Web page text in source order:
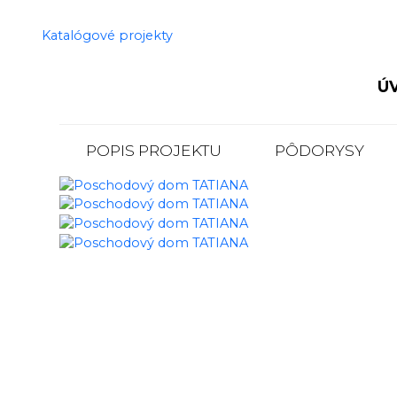
Katalógové projekty
POPIS PROJEKTU PÔDORYSY
KATALÓG
DOMOV
DOM